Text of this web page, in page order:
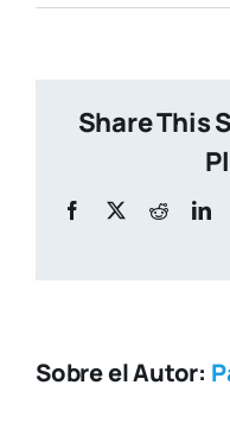
Share This
Facebook
X Reddit
Sobre el Autor: